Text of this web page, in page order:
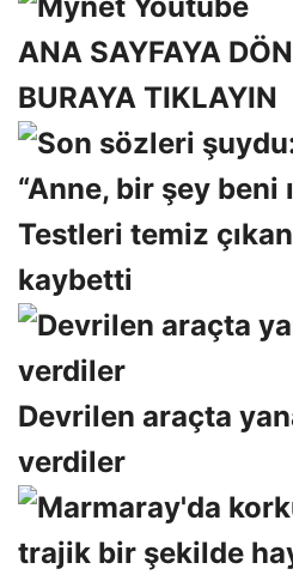
ANA SAYFAYA
BURAYA TIKLAYIN
“Anne, bir şey beni
Testleri temiz
kaybetti
Devrilen araçta
verdiler